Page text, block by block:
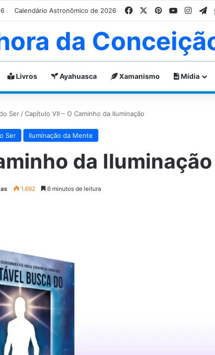
Calendário Astronômico de 2026 FacebookPinterestYouTube
da
Livros Ayahuasca Xamanismo Mídia
Ser / Capítulo VII – O Caminho da Iluminação
Ser Iluminação da Mente
da Iluminação
1.692 6 minutos de leitura